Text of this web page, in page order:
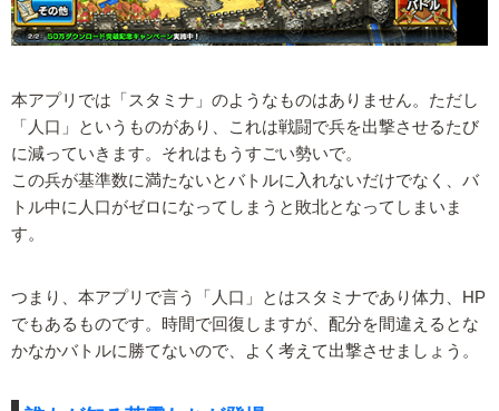
本アプリでは「スタミナ」のようなものはありません。ただし
「人口」というものがあり、これは戦闘で兵を出撃させるたび
に減っていきます。それはもうすごい勢いで。
この兵が基準数に満たないとバトルに入れないだけでなく、バ
トル中に人口がゼロになってしまうと敗北となってしまいま
す。
つまり、本アプリで言う「人口」とはスタミナであり体力、HP
でもあるものです。時間で回復しますが、配分を間違えるとな
かなかバトルに勝てないので、よく考えて出撃させましょう。